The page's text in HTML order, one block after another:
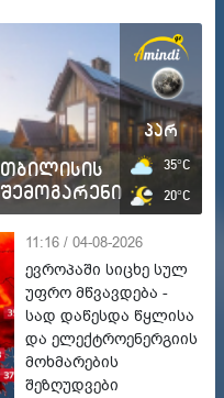
თბილისის
შემოგარენი
პარ
35°C
20°C
11:16 / 04-08-2026
ევროპაში სიცხე სულ
უფრო მწვავდება -
სად დაწესდა წყლისა
და ელექტროენერგიის
მოხმარების
შეზღუდვები